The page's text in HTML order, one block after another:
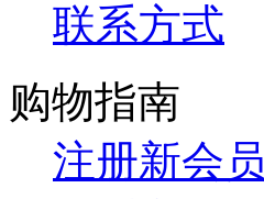
联系方式
购物指南
注册新会员